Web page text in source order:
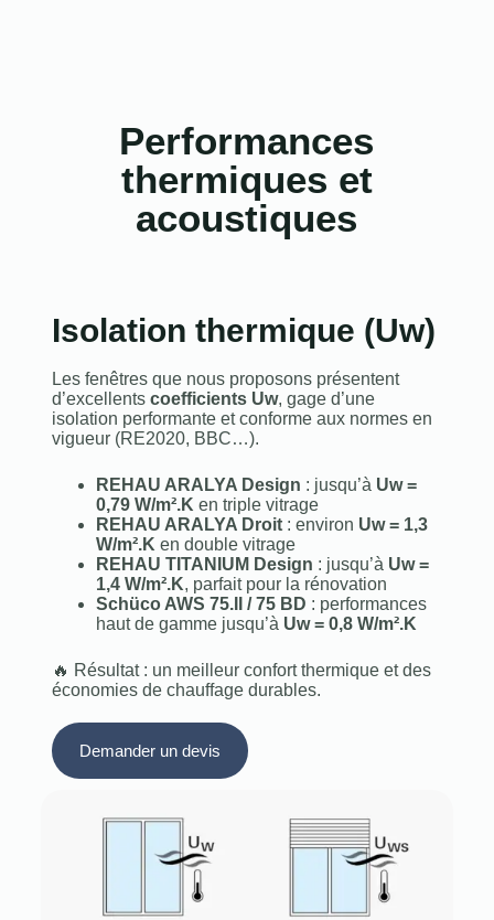
Performances
thermiques et
acoustiques
Isolation thermique (Uw)
Les fenêtres que nous proposons présentent
d’excellents coefficients Uw, gage d’une
isolation performante et conforme aux normes en
vigueur (RE2020, BBC…).
REHAU ARALYA Design : jusqu’à Uw =
0,79 W/m².K en triple vitrage
REHAU ARALYA Droit: environ Uw = 1,3
W/m².K en double vitrage
REHAU TITANIUM Design : jusqu’à Uw =
1,4 W/m².K, parfait pour la rénovation
Schüco AWS 75.II / 75 BD : performances
haut de gamme jusqu’à Uw = 0,8 W/m².K
🔥 Résultat : un meilleur confort thermique et des
économies de chauffage durables.
Demander un devis